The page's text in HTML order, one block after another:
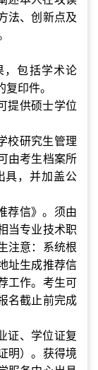
法、创新点及
，包括学术论
印件。
提供硕士学位
校研究生管理
由考生档案所
具，并加盖公
荐信》。须由
当专业技术职
注意：系统根
址生成推荐信
工作。考生可
名截止前完成
证、学位证复
明）。获得境